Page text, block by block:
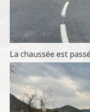
La chaussée est